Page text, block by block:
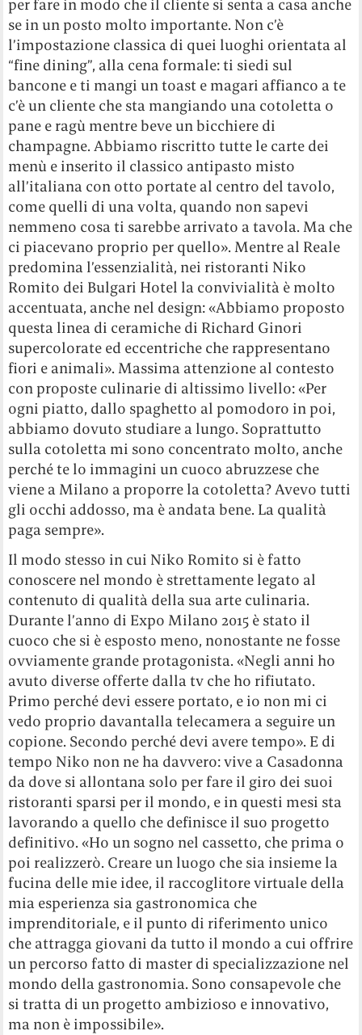
per fare in modo che il cliente si senta a casa anche
se in un posto molto importante. Non c’è
l’impostazione classica di quei luoghi orientata al
“fine dining”, alla cena formale: ti siedi sul
bancone e ti mangi un toast e magari affianco a te
c’è un cliente che sta mangiando una cotoletta o
pane e ragù mentre beve un bicchiere di
champagne. Abbiamo riscritto tutte le carte dei
menù e inserito il classico antipasto misto
all’italiana con otto portate al centro del tavolo,
come quelli di una volta, quando non sapevi
nemmeno cosa ti sarebbe arrivato a tavola. Ma che
ci piacevano proprio per quello». Mentre al Reale
predomina l’essenzialità, nei ristoranti Niko
Romito dei Bulgari Hotel la convivialità è molto
accentuata, anche nel design: «Abbiamo proposto
questa linea di ceramiche di Richard Ginori
supercolorate ed eccentriche che rappresentano
fiori e animali». Massima attenzione al contesto
con proposte culinarie di altissimo livello: «Per
ogni piatto, dallo spaghetto al pomodoro in poi,
abbiamo dovuto studiare a lungo. Soprattutto
sulla cotoletta mi sono concentrato molto, anche
perché te lo immagini un cuoco abruzzese che
viene a Milano a proporre la cotoletta? Avevo tutti
gli occhi addosso, ma è andata bene. La qualità
paga sempre».
Il modo stesso in cui Niko Romito si è fatto
conoscere nel mondo è strettamente legato al
contenuto di qualità della sua arte culinaria.
Durante l’anno di Expo Milano 2015 è stato il
cuoco che si è esposto meno, nonostante ne fosse
ovviamente grande protagonista. «Negli anni ho
avuto diverse offerte dalla tv che ho rifiutato.
Primo perché devi essere portato, e io non mi ci
vedo proprio davantalla telecamera a seguire un
copione. Secondo perché devi avere tempo». E di
tempo Niko non ne ha davvero: vive a Casadonna
da dove si allontana solo per fare il giro dei suoi
ristoranti sparsi per il mondo, e in questi mesi sta
lavorando a quello che definisce il suo progetto
definitivo. «Ho un sogno nel cassetto, che prima o
poi realizzerò. Creare un luogo che sia insieme la
fucina delle mie idee, il raccoglitore virtuale della
mia esperienza sia gastronomica che
imprenditoriale, e il punto di riferimento unico
che attragga giovani da tutto il mondo a cui offrire
un percorso fatto di master di specializzazione nel
mondo della gastronomia. Sono consapevole che
si tratta di un progetto ambizioso e innovativo,
ma non è impossibile».